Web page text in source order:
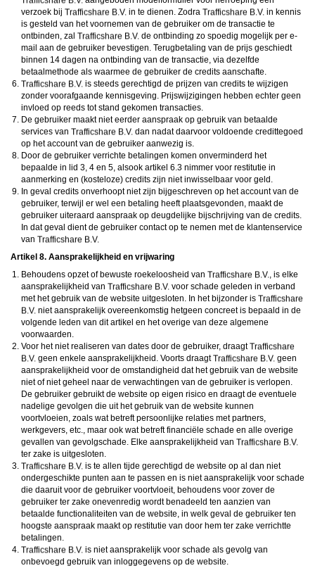
verzoek bij
in te dienen. Zodra
in kennis
is gesteld van het voornemen van de gebruiker om de transactie te
ontbinden, zal
de ontbinding zo spoedig mogelijk per e-
mail aan de gebruiker bevestigen. Terugbetaling van de prijs geschiedt
binnen 14 dagen na ontbinding van de transactie, via dezelfde
betaalmethode als waarmee de gebruiker de credits aanschafte.
is steeds gerechtigd de prijzen van credits te wijzigen
zonder voorafgaande kennisgeving. Prijswijzigingen hebben echter geen
invloed op reeds tot stand gekomen transacties.
De gebruiker maakt niet eerder aanspraak op gebruik van betaalde
services van
dan nadat daarvoor voldoende credittegoed
op het account van de gebruiker aanwezig is.
Door de gebruiker verrichte betalingen komen onverminderd het
bepaalde in lid 3, 4 en 5, alsook artikel 6.3 nimmer voor restitutie in
aanmerking en (kosteloze) credits zijn niet inwisselbaar voor geld.
In geval credits onverhoopt niet zijn bijgeschreven op het account van de
gebruiker, terwijl er wel een betaling heeft plaatsgevonden, maakt de
gebruiker uiteraard aanspraak op deugdelijke bijschrijving van de credits.
In dat geval dient de gebruiker contact op te nemen met de klantenservice
van
Artikel 8. Aansprakelijkheid en vrijwaring
Behoudens opzet of bewuste roekeloosheid van
, is elke
aansprakelijkheid van
voor schade geleden in verband
met het gebruik van de website uitgesloten. In het bijzonder is
niet aansprakelijk overeenkomstig hetgeen concreet is bepaald in de
volgende leden van dit artikel en het overige van deze algemene
voorwaarden.
Voor het niet realiseren van dates door de gebruiker, draagt
geen enkele aansprakelijkheid. Voorts draagt
geen
aansprakelijkheid voor de omstandigheid dat het gebruik van de website
niet of niet geheel naar de verwachtingen van de gebruiker is verlopen.
De gebruiker gebruikt de website op eigen risico en draagt de eventuele
nadelige gevolgen die uit het gebruik van de website kunnen
voortvloeien, zoals wat betreft persoonlijke relaties met partners,
werkgevers, etc., maar ook wat betreft financiële schade en alle overige
gevallen van gevolgschade. Elke aansprakelijkheid van
ter zake is uitgesloten.
is te allen tijde gerechtigd de website op al dan niet
ondergeschikte punten aan te passen en is niet aansprakelijk voor schade
die daaruit voor de gebruiker voortvloeit, behoudens voor zover de
gebruiker ter zake onevenredig wordt benadeeld ten aanzien van
betaalde functionaliteiten van de website, in welk geval de gebruiker ten
hoogste aanspraak maakt op restitutie van door hem ter zake verrichtte
betalingen.
is niet aansprakelijk voor schade als gevolg van
onbevoegd gebruik van inloggegevens op de website.